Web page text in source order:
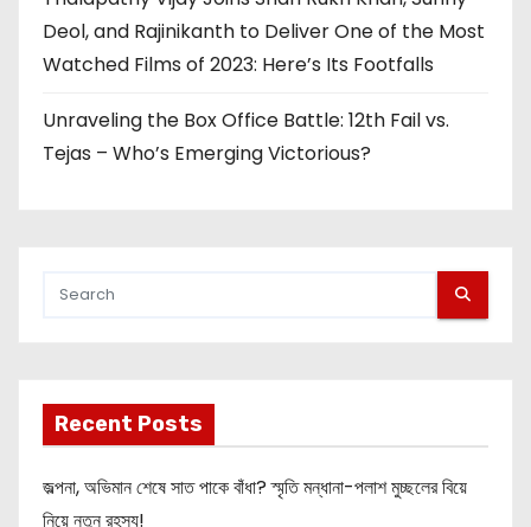
Deol, and Rajinikanth to Deliver One of the Most
Watched Films of 2023: Here’s Its Footfalls
Unraveling the Box Office Battle: 12th Fail vs.
Tejas – Who’s Emerging Victorious?
Recent Posts
জল্পনা, অভিমান শেষে সাত পাকে বাঁধা? স্মৃতি মন্ধানা-পলাশ মুচ্ছলের বিয়ে
নিয়ে নতুন রহস্য!